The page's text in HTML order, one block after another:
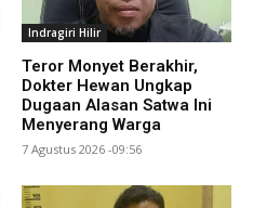
Indragiri Hilir
Teror Monyet Berakhir,
Dokter Hewan Ungkap
Dugaan Alasan Satwa Ini
Menyerang Warga
7 Agustus 2026 -09:56